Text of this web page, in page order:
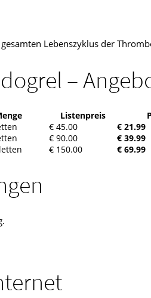
Lebenszyklus der
–
Listenpreis
€ 45.00 € 21.99
€ 90.00 € 39.99
€ 150.00 € 69.99